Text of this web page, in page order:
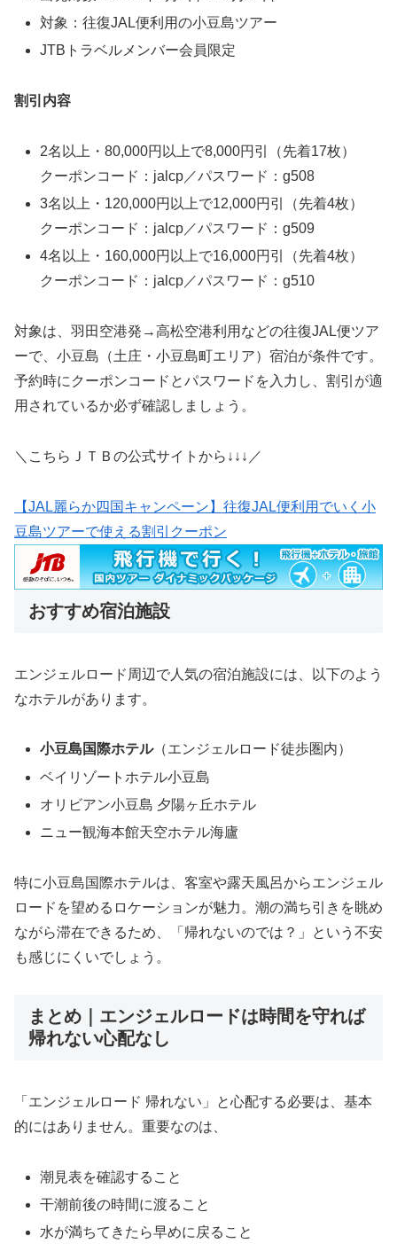
対象：往復JAL便利用の小豆島ツアー
JTBトラベルメンバー会員限定
割引内容
2名以上・80,000円以上で8,000円引（先着17枚）
クーポンコード：jalcp／パスワード：g508
3名以上・120,000円以上で12,000円引（先着4枚）
クーポンコード：jalcp／パスワード：g509
4名以上・160,000円以上で16,000円引（先着4枚）
クーポンコード：jalcp／パスワード：g510
対象は、羽田空港発→高松空港利用などの往復JAL便ツア
ーで、小豆島（土庄・小豆島町エリア）宿泊が条件です。
予約時にクーポンコードとパスワードを入力し、割引が適
用されているか必ず確認しましょう。
＼こちらＪＴＢの公式サイトから↓↓↓／
【JAL麗らか四国キャンペーン】往復JAL便利用でいく小
豆島ツアーで使える割引クーポン
おすすめ宿泊施設
エンジェルロード周辺で人気の宿泊施設には、以下のよう
なホテルがあります。
小豆島国際ホテル（エンジェルロード徒歩圏内）
ベイリゾートホテル小豆島
オリビアン小豆島 夕陽ヶ丘ホテル
ニュー観海本館天空ホテル海廬
特に小豆島国際ホテルは、客室や露天風呂からエンジェル
ロードを望めるロケーションが魅力。潮の満ち引きを眺め
ながら滞在できるため、「帰れないのでは？」という不安
も感じにくいでしょう。
まとめ｜エンジェルロードは時間を守れば
帰れない心配なし
「エンジェルロード 帰れない」と心配する必要は、基本
的にはありません。重要なのは、
潮見表を確認すること
干潮前後の時間に渡ること
水が満ちてきたら早めに戻ること